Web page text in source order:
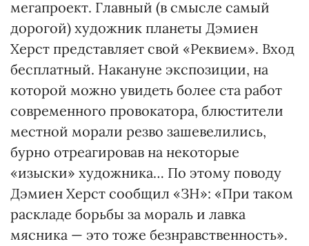
мегапроект. Главный (в смысле самый
дорогой) художник планеты Дэмиен
Херст представляет свой «Реквием». Вход
бесплатный. Накануне экспозиции, на
которой можно увидеть более ста работ
современного провокатора, блюстители
местной морали резво зашевелились,
бурно отреагировав на некоторые
«изыски» художника… По этому поводу
Дэмиен Херст сообщил «ЗН»: «При таком
раскладе борьбы за мораль и лавка
мясника — это тоже безнравственность».